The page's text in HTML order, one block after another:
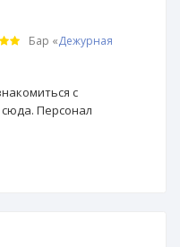
Бар «Дежурная
с
Персонал